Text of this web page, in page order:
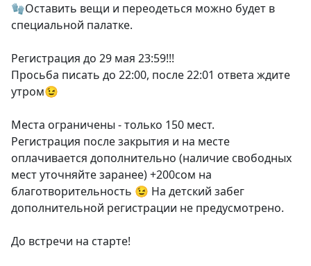
🧤Оставить вещи и переодеться можно будет в
специальной палатке.
Регистрация до 29 мая 23:59!!!
Просьба писать до 22:00, после 22:01 ответа ждите
утром😉
Места ограничены - только 150 мест.
Регистрация после закрытия и на месте
оплачивается дополнительно (наличие свободных
мест уточняйте заранее) +200сом на
благотворительность 😉 На детский забег
дополнительной регистрации не предусмотрено.
До встречи на старте!